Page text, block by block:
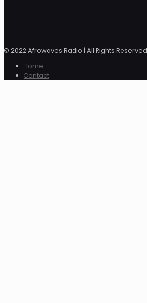
© 2022 Afrowaves Radio | All Rights Reserved
Home
Contact